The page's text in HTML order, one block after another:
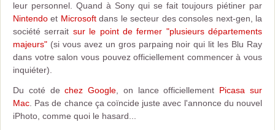
leur personnel. Quand à Sony qui se fait toujours piétiner par
Nintendo et Microsoftdans le secteur des consoles next-gen, la
société serrait sur le point de fermer "plusieurs départements
majeurs" (si vous avez un gros parpaing noir qui lit les Blu Ray
dans votre salon vous pouvez officiellement commencer à vous
inquiéter).
Du coté dechez Google , on lance officiellement Picasa sur
Mac . Pas de chance ça coïncide juste avec l'annonce du nouvel
iPhoto, comme quoi le hasard...